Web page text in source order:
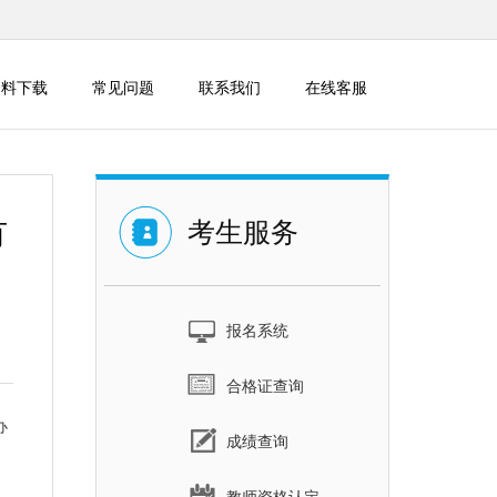
下载 常见问题 联系我们 在线客服
考生服务
报名系统
合格证查询
成绩查询